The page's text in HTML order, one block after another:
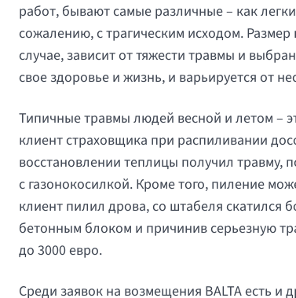
работ, бывают самые различные – как
сожалению, с трагическим исходом.
случае, зависит от тяжести травмы и
свое здоровье и жизнь, и варьируется от
Типичные травмы людей весной и летом –
клиент страховщика при распиливании
восстановлении теплицы получил травму,
с газонокосилкой. Кроме того, пиление
клиент пилил дрова, со штабеля скатился
бетонным блоком и причинив серьезную
до 3000 евро.
Среди заявок на возмещения BALTA есть и